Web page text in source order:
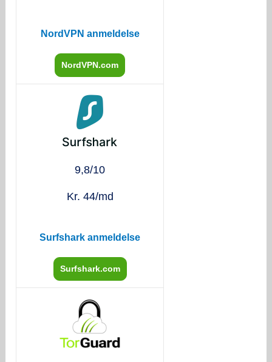
NordVPN anmeldelse
NordVPN.com
9,8/10
Kr. 44/md
Surfshark anmeldelse
Surfshark.com